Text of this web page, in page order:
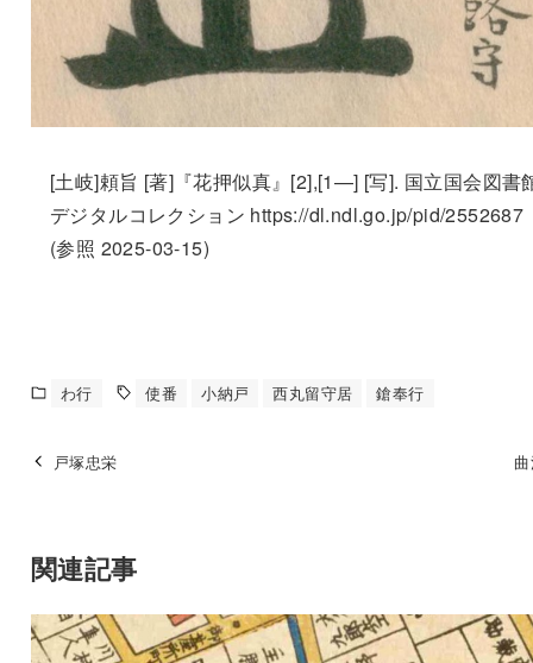
[土岐]頼旨 [著]『花押似真』[2],[1—] [写]. 国立国会図書
デジタルコレクション https://dl.ndl.go.jp/pid/2552687
(参照 2025-03-15)
わ行 使番 小納戸 西丸留守居 鎗奉行
戸塚忠栄
関連記事